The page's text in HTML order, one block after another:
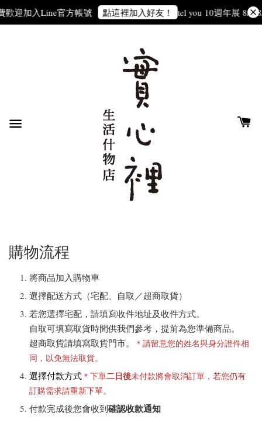
歡迎加入Line官方帳號 點這裡加入好友！ tel you 10週年展 8/1-
購物流程
將商品加入購物車
選擇配送方式（宅配、自取／超商取貨）
若您選擇宅配，請填寫收件地址及收件方式。
自取可填寫取貨時間供我們參考，提前為您準備商品。
超商取貨請填寫取貨門市。
＊請留意您的姓名與身分證件相
同，以免無法取貨。
選擇付款方式 ＊下單二日後未付款將會取消訂單，若您仍有
訂購需求請重新下單。
付款完成後您會收到確認收款通知